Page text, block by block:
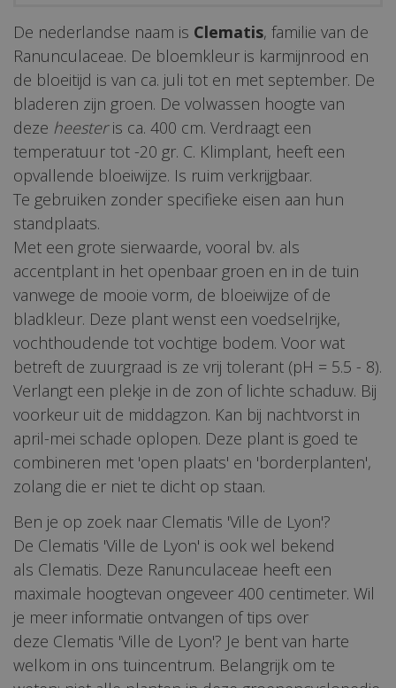
De nederlandse naam is Clematis, familie van de
Ranunculaceae. De bloemkleur is karmijnrood en
de bloeitijd is van ca. juli tot en met september. De
bladeren zijn groen. De volwassen hoogte van
deze heesteris ca. 400 cm. Verdraagt een
temperatuur tot -20 gr. C. Klimplant, heeft een
opvallende bloeiwijze. Is ruim verkrijgbaar.
Te gebruiken zonder specifieke eisen aan hun
standplaats.
Met een grote sierwaarde, vooral bv. als
accentplant in het openbaar groen en in de tuin
vanwege de mooie vorm, de bloeiwijze of de
bladkleur. Deze plant wenst een voedselrijke,
vochthoudende tot vochtige bodem. Voor wat
betreft de zuurgraad is ze vrij tolerant (pH = 5.5 - 8).
Verlangt een plekje in de zon of lichte schaduw. Bij
voorkeur uit de middagzon. Kan bij nachtvorst in
april-mei schade oplopen. Deze plant is goed te
combineren met 'open plaats' en 'borderplanten',
zolang die er niet te dicht op staan.
Ben je op zoek naar Clematis 'Ville de Lyon'?
De Clematis 'Ville de Lyon' is ook wel bekend
als Clematis. Deze Ranunculaceae heeft een
maximale hoogtevan ongeveer 400 centimeter. Wil
je meer informatie ontvangen of tips over
deze Clematis 'Ville de Lyon'? Je bent van harte
welkom in ons tuincentrum. Belangrijk om te